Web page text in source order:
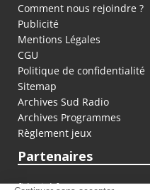
Comment nous rejoindre ?
Publicité
Mentions Légales
CGU
Politique de confidentialité
Sitemap
Archives Sud Radio
Archives Programmes
Règlement jeux
Partenaires
fiducial.fr